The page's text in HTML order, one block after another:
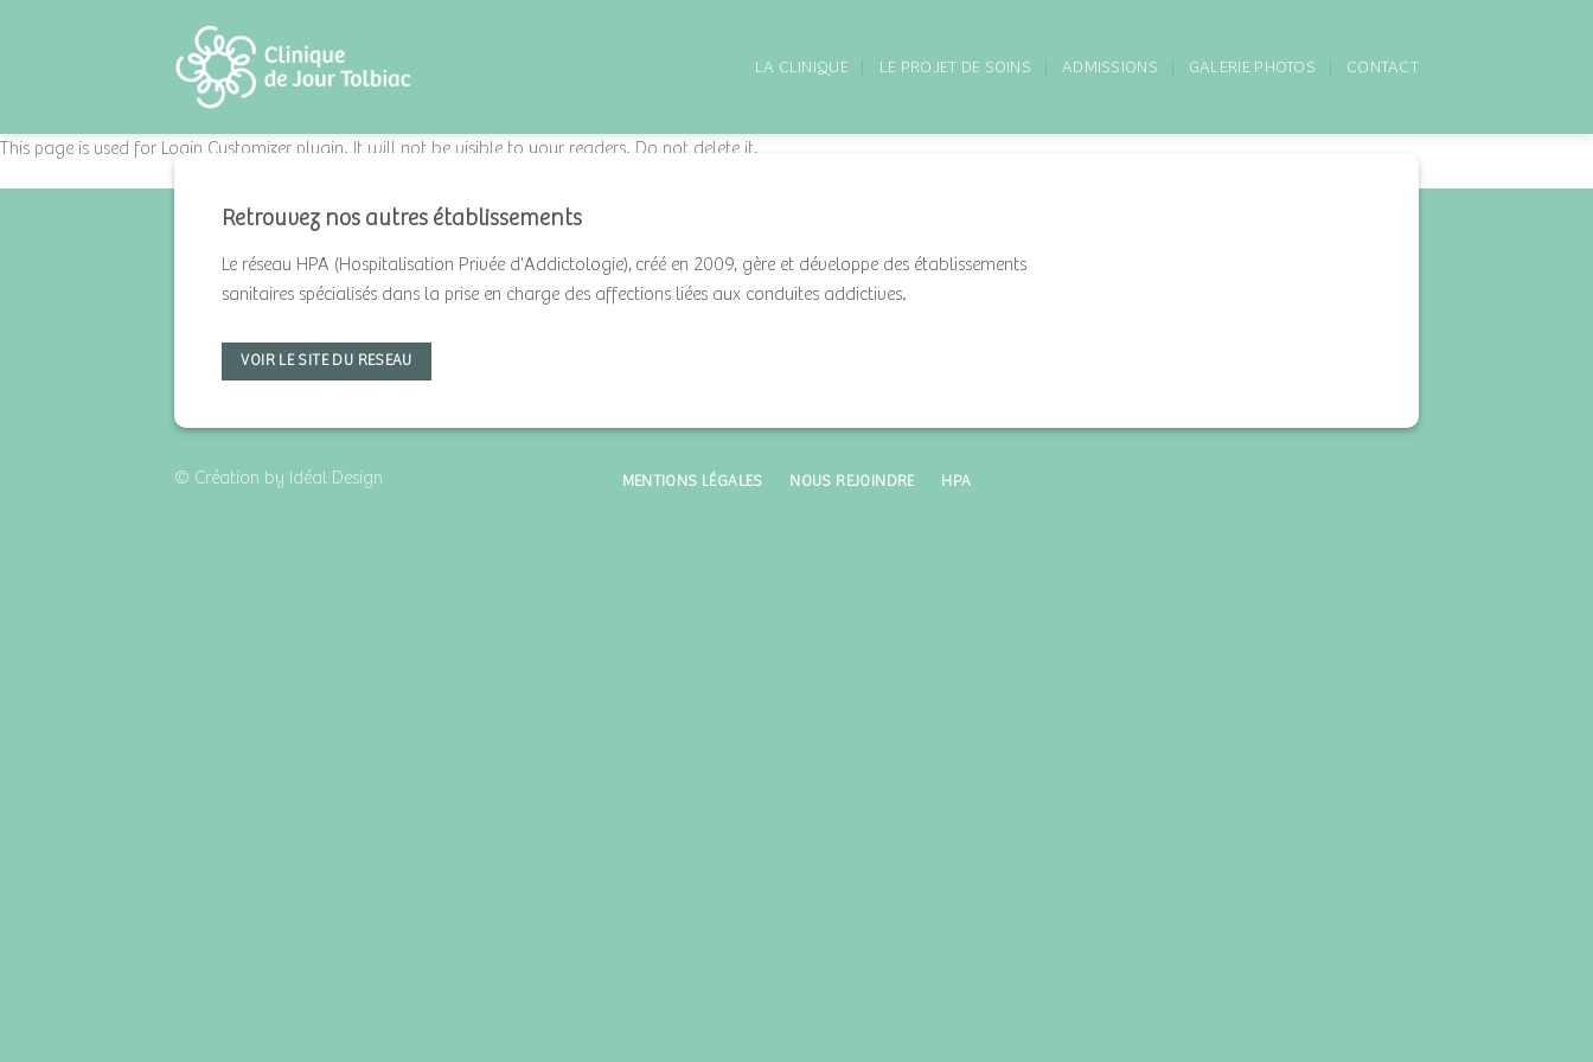
LA CLINIQUE LE PROJET DE SOINS ADMISSIONS GALERIE PHOTOS CONTACT
This page is used for Login Customizer plugin. It will not be visible to your readers. Do not delete it.
Retrouvez nos autres établissements
Le réseau HPA (Hospitalisation Privée d'Addictologie), créé en 2009, gère et développe des établissements
sanitaires spécialisés dans la prise en charge des affections liées aux conduites addictives.
VOIR LE SITE DU RESEAU
© Création by Idéal Design MENTIONS LÉGALES NOUS REJOINDRE HPA